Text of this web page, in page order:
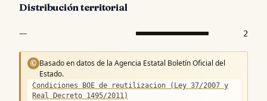
Distribución territorial
— 2
© Basado en datos de la Agencia Estatal Boletín Oficial del
Estado.
Condiciones BOE de reutilizacion (Ley 37/2007 y
Real Decreto 1495/2011)